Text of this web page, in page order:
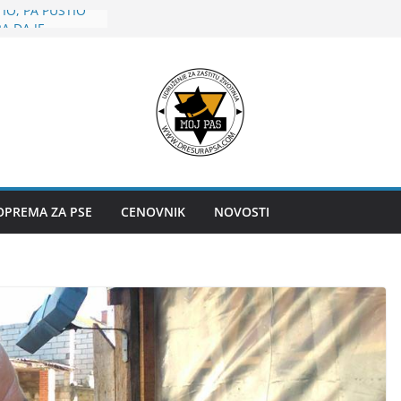
PA PUSTIO
MESTU
ZA PSE CENOVNIK NOVOSTI